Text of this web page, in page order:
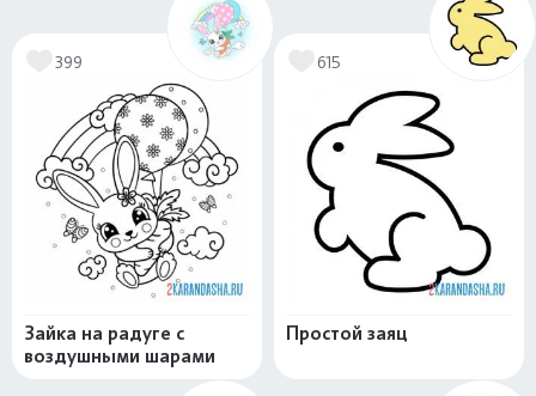
399
Зайка на радуге с
воздушными шарами
615
Простой заяц